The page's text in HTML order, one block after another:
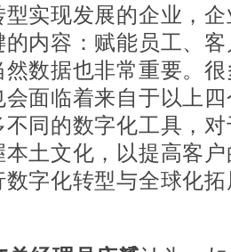
型实现发展的企业，
的内容：赋能员工、
然数据也非常重要。
会面临着来自于以上
不同的数字化工具，
本土文化，以提高客
数字化转型与全球化